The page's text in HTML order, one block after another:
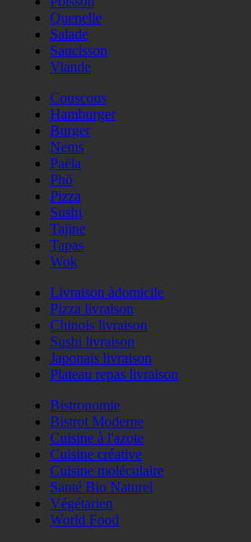
Quenelle
Salade
Saucisson
Viande
Couscous
Hamburger
Burger
Nems
Paëla
Phö
Pizza
Sushi
Tajine
Tapas
Wok
Livraison àdomicile
Pizza livraison
Chinois livraison
Sushi livraison
Japonais livraison
Plateau repas livraison
Bistronomie
Bistrot Moderne
Cuisine à l'azote
Cuisine créative
Cuisine moléculaire
Santé Bio Naturel
Végétarien
World Food